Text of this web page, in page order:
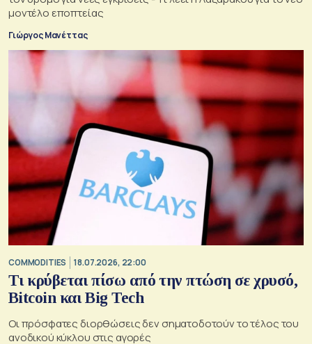
μοντέλο εποπτείας
Γιώργος Μανέττας
COMMODITIES 18.07.2026, 22:00
Τι κρύβεται πίσω από την πτώση σε χρυσό,
Bitcoin και Big Tech
Οι πρόσφατες διορθώσεις δεν σηματοδοτούν το τέλος του
ανοδικού κύκλου στις αγορές